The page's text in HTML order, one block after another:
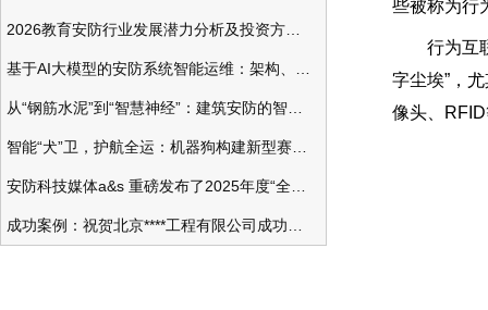
些被称为行
行为互联
字尘埃”，
像头、